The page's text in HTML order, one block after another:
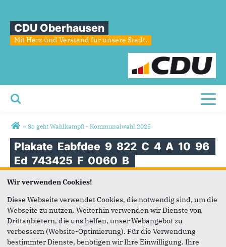
CDU Oberhausen
Mit Herz und Verstand für unsere Stadt.
Sie sind hier
» So geht Wahlkampf! - Kommunalwahl 2025
Plakate Eabfdee 9 822 C 4 A 10 96
Ed 743425 F 0060 B
Wir verwenden Cookies!
Diese Webseite verwendet Cookies, die notwendig sind, um die
Webseite zu nutzen. Weiterhin verwenden wir Dienste von
Drittanbietern, die uns helfen, unser Webangebot zu
verbessern (Website-Optimierung). Für die Verwendung
bestimmter Dienste, benötigen wir Ihre Einwilligung. Ihre